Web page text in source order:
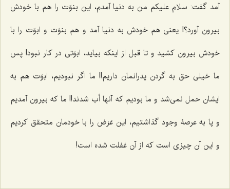
آمد گفت: سلام‌ علیکم من به دنیا آمدم، این بنوّت را هم با خودش
بیرون ‌آورد؟! یعنی هم خودش به دنیا آمد و هم بنوّت و ابوّت را با
خودش بیرون کشید و تا قبل از اینکه بیاید، ابوّتی در کار نبود! پس
ما خیلی حق به گردن پدرانمان داریم!! ما اگر نبودیم، ابوّت هم به
ایشان حمل نمی‌شد و ما بودیم که آنها أب شدند!! ما که بیرون آمدیم
و پا به عرصۀ وجود گذاشتیم، این عَرَض را با خودمان متحقق کردیم
و این آن چیزی است که از آن غفلت شده است!